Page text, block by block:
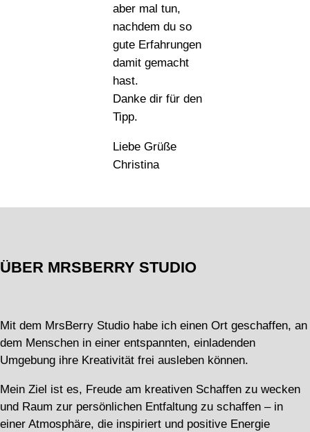
aber mal tun,
nachdem du so
gute Erfahrungen
damit gemacht
hast.
Danke dir für den
Tipp.
Liebe Grüße
Christina
ÜBER MRSBERRY STUDIO
Mit dem MrsBerry Studio habe ich einen Ort geschaffen, an
dem Menschen in einer entspannten, einladenden
Umgebung ihre Kreativität frei ausleben können.
Mein Ziel ist es, Freude am kreativen Schaffen zu wecken
und Raum zur persönlichen Entfaltung zu schaffen – in
einer Atmosphäre, die inspiriert und positive Energie